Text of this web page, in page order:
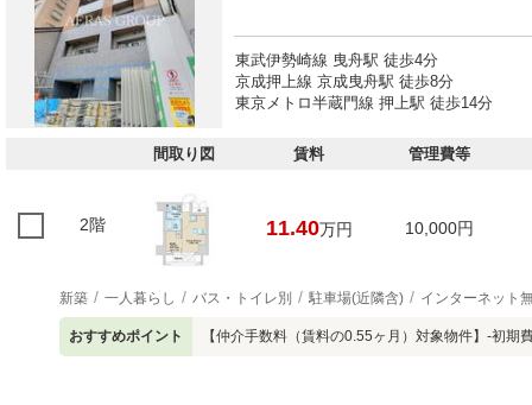
東武伊勢崎線 曳舟駅 徒歩4分
京成押上線 京成曳舟駅 徒歩8分
東京メトロ半蔵門線 押上駅 徒歩14分
間取り図 賃料 管理費等
2階 11.40万円 10,000円
新築 一人暮らし バス・トイレ別 駐車場(近隣含) インターネット
おすすめポイント 【仲介手数料（賃料の0.55ヶ月）対象物件】-初